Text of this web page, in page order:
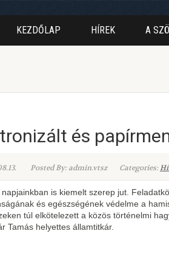
KEZDŐLAP HÍREK A
és
Posted By: admin.vtsz Categories:
is kiemelt szerep jut.
és egészségének védelme a
túl elkötelezett a közös történelmi
Tamás helyettes államtitkár.